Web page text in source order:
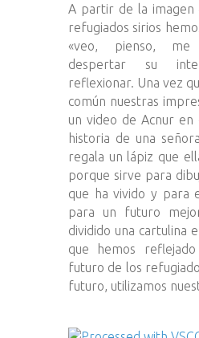
A partir de la imagen
refugiados sirios
«veo, pienso, me
despertar su
reflexionar. Una vez
común nuestras
un video de Acnur en
historia de una
regala un lápiz que
porque sirve para
que ha vivido y para
para un futuro
dividido una cartulina
que hemos
futuro de los
futuro, utilizamos